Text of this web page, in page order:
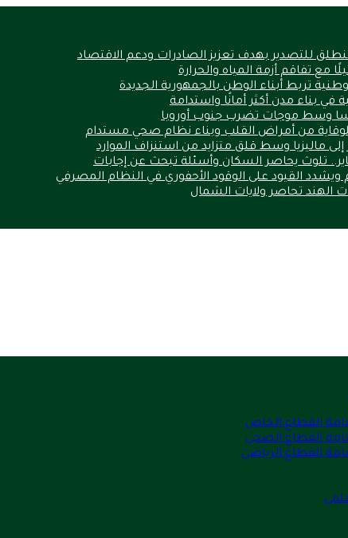
للتصدير بهدف تعزيز الصادرات ودعم الاقتصاد
تربط أبناء الوطن بالجمهورية الجديدة
في بناء مدن أكثر أمانًا واستدامة
وسط موجات تضرب جنوب أوروبا
من أمراض القلب وبناء نظام صحي مستدام
تلوث يحاصر السكان وأسئلة تبحث عن إجابات
القيود على الوقود الأحفوري في النظام المصرفي
القطاع الخاص
القطاع الصحي
القطاع الرياضي